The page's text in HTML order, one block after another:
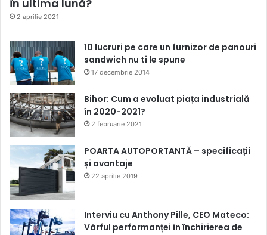
în ultima lună?
2 aprilie 2021
10 lucruri pe care un furnizor de panouri
sandwich nu ti le spune
17 decembrie 2014
Bihor: Cum a evoluat piața industrială
în 2020-2021?
2 februarie 2021
POARTA AUTOPORTANTĂ – specificații
și avantaje
22 aprilie 2019
Interviu cu Anthony Pille, CEO Mateco:
Vârful performanței în închirierea de